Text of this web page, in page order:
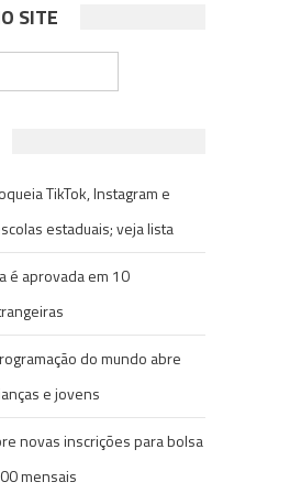
SITE
por:
TikTok, Instagram e
estaduais; veja lista
é aprovada em 10
do mundo abre
e jovens
novas inscrições para bolsa
mensais